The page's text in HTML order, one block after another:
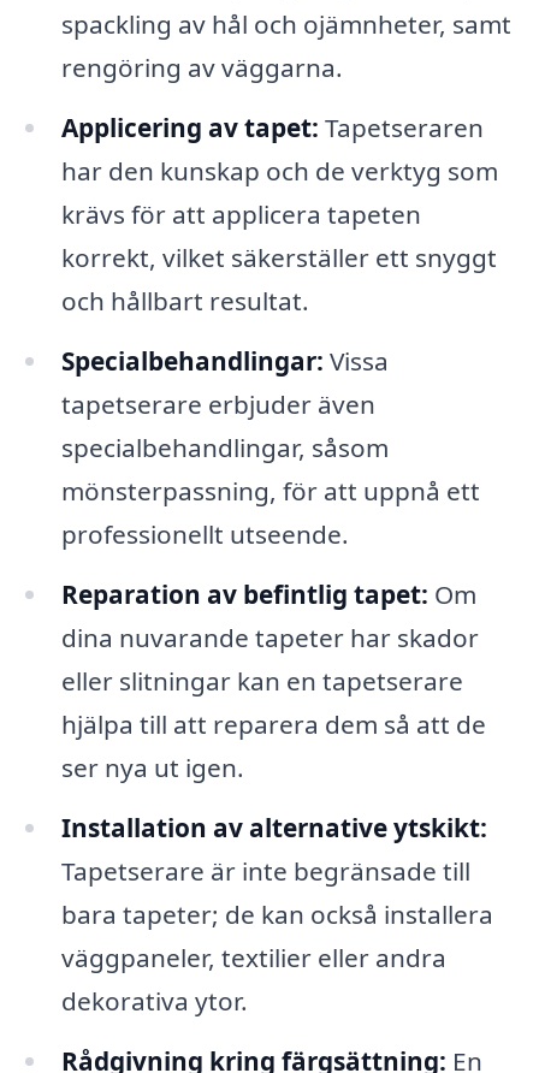
spackling av hål och ojämnheter, samt
rengöring av väggarna.
Applicering av tapet: Tapetseraren
har den kunskap och de verktyg som
krävs för att applicera tapeten
korrekt, vilket säkerställer ett snyggt
och hållbart resultat.
Specialbehandlingar: Vissa
tapetserare erbjuder även
specialbehandlingar, såsom
mönsterpassning, för att uppnå ett
professionellt utseende.
Reparation av befintlig tapet: Om
dina nuvarande tapeter har skador
eller slitningar kan en tapetserare
hjälpa till att reparera dem så att de
ser nya ut igen.
Installation av alternative ytskikt:
Tapetserare är inte begränsade till
bara tapeter; de kan också installera
väggpaneler, textilier eller andra
dekorativa ytor.
Rådgivning kring färgsättning: En